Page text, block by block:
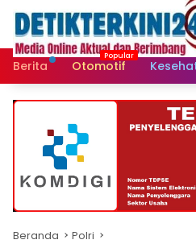
Langsung
konten
Berita
Otomotif
Beranda Polri